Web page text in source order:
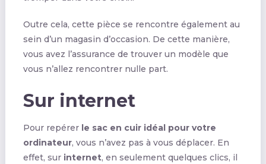
Outre cela, cette pièce se rencontre également au
sein d’un magasin d’occasion. De cette manière,
vous avez l’assurance de trouver un modèle que
vous n’allez rencontrer nulle part.
Sur internet
Pour repérer le sac en cuir idéal pour votre
ordinateur, vous n’avez pas à vous déplacer. En
effet, sur internet, en seulement quelques clics, il